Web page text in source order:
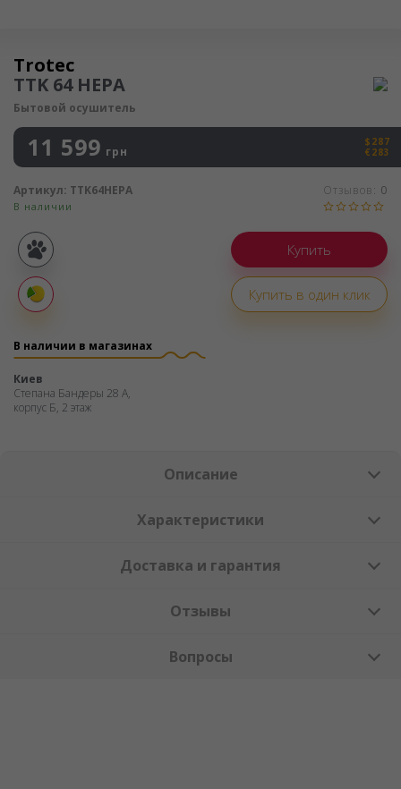
Осушитель воздуха
Trotec
TTK 64 HEPA
Бытовой осушитель
11 599 грн
$287
€283
В наличии
Отзывов: 0
Артикул: TTK64HEPA
Купить в один клик
Покупка
частями
В наличии в магазинах
Киев
Степана Бандеры 28 А,
корпус Б, 2 этаж
Описание
Характеристики
Доставка и гарантия
Отзывы
Вопросы